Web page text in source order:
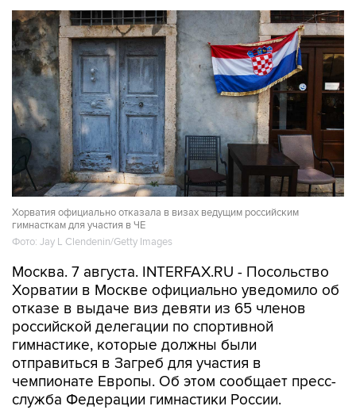
Хорватия официально отказала в визах ведущим российским
гимнасткам для участия в ЧЕ
Фото: Jay L Clendenin/Getty Images
Москва. 7 августа. INTERFAX.RU - Посольство
Хорватии в Москве официально уведомило об
отказе в выдаче виз девяти из 65 членов
российской делегации по спортивной
гимнастике, которые должны были
отправиться в Загреб для участия в
чемпионате Европы. Об этом сообщает пресс-
служба Федерации гимнастики России.